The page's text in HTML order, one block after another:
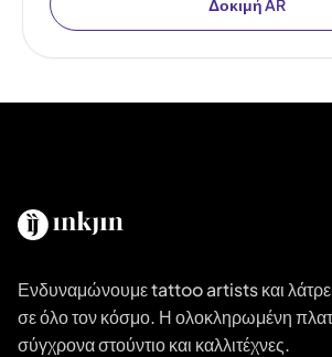
Δοκιμή AR
Ενδυναμώνουμε tattoo artists και
σε όλο τον κόσμο. Η ολοκληρωμένη
σύγχρονα στούντιο και καλλιτέχνες.